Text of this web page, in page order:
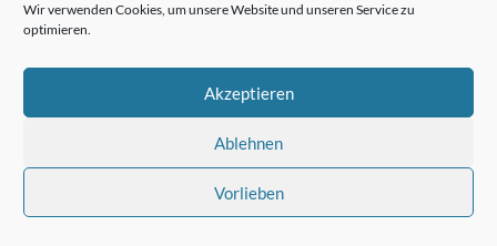
Wir verwenden Cookies, um unsere Website und unseren Service zu
optimieren.
Akzeptieren
Ablehnen
Vorlieben
Nächster Beitrag →